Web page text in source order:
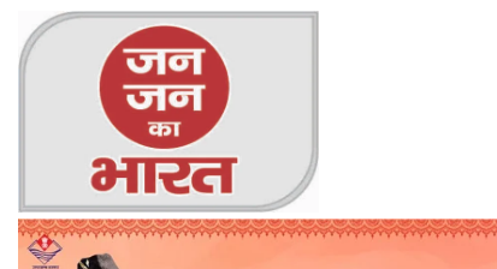
Jan Jan Ka Bharat
Online Trending Hindi News Website